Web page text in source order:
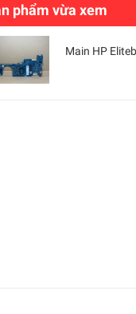
phẩm vừa xem